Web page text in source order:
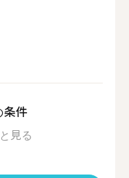
条件
見る